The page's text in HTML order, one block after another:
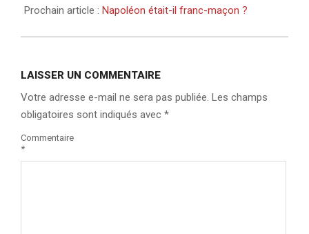
Prochain article : Napoléon était-il franc-maçon ?
LAISSER UN COMMENTAIRE
Votre adresse e-mail ne sera pas publiée. Les champs
obligatoires sont indiqués avec *
Commentaire
*